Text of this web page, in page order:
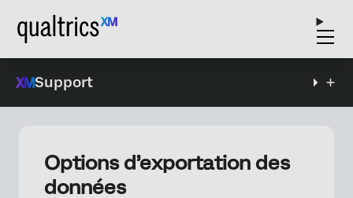
Support
Options d’exportation des
données